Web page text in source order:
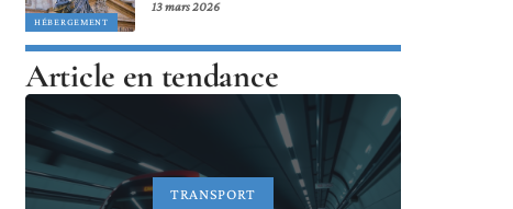
HÉBERGEMENT
13 mars 2026
Article en tendance
TRANSPORT